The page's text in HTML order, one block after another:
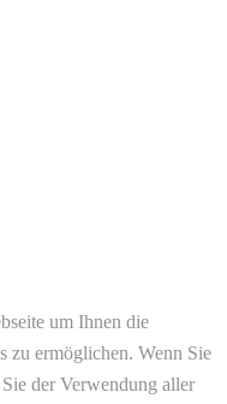
um Ihnen die
zu ermöglichen. Wenn Sie
der Verwendung aller